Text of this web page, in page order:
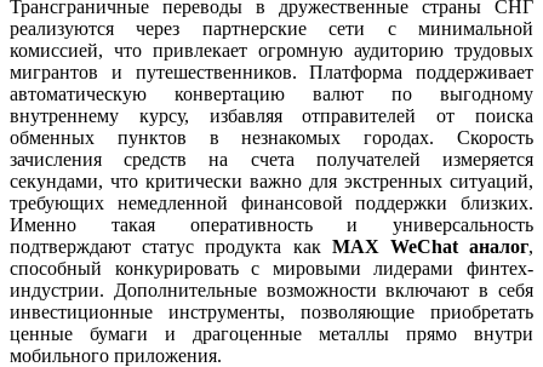
Трансграничные переводы в дружественные страны СНГ
реализуются через партнерские сети с минимальной
комиссией, что привлекает огромную аудиторию трудовых
мигрантов и путешественников. Платформа поддерживает
автоматическую конвертацию валют по выгодному
внутреннему курсу, избавляя отправителей от поиска
обменных пунктов в незнакомых городах. Скорость
зачисления средств на счета получателей измеряется
секундами, что критически важно для экстренных ситуаций,
требующих немедленной финансовой поддержки близких.
Именно такая оперативность и универсальность
подтверждают статус продукта как MAX WeChat аналог,
способный конкурировать с мировыми лидерами финтех-
индустрии. Дополнительные возможности включают в себя
инвестиционные инструменты, позволяющие приобретать
ценные бумаги и драгоценные металлы прямо внутри
мобильного приложения.